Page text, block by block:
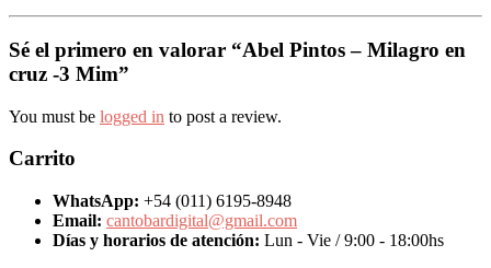
Sé el primero en valorar “Abel Pintos – Milagro en
cruz -3 Mim”
You must be logged in to post a review.
Carrito
WhatsApp: +54 (011) 6195-8948
Email: cantobardigital@gmail.com
Días y horarios de atención: Lun - Vie / 9:00 - 18:00hs